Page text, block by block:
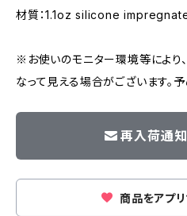
材質：1.1oz silicone
※お使いのモニター環境等により
なって見える場合がございます。
再入荷通
商品をアプ